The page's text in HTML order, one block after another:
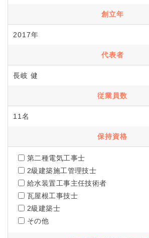
創立年
2017年
代表者
長岐 健
従業員数
11名
保持資格
第二種電気工事士
2級建築施工管理技士
給水装置工事主任技術者
瓦屋根工事技士
2級建築士
その他